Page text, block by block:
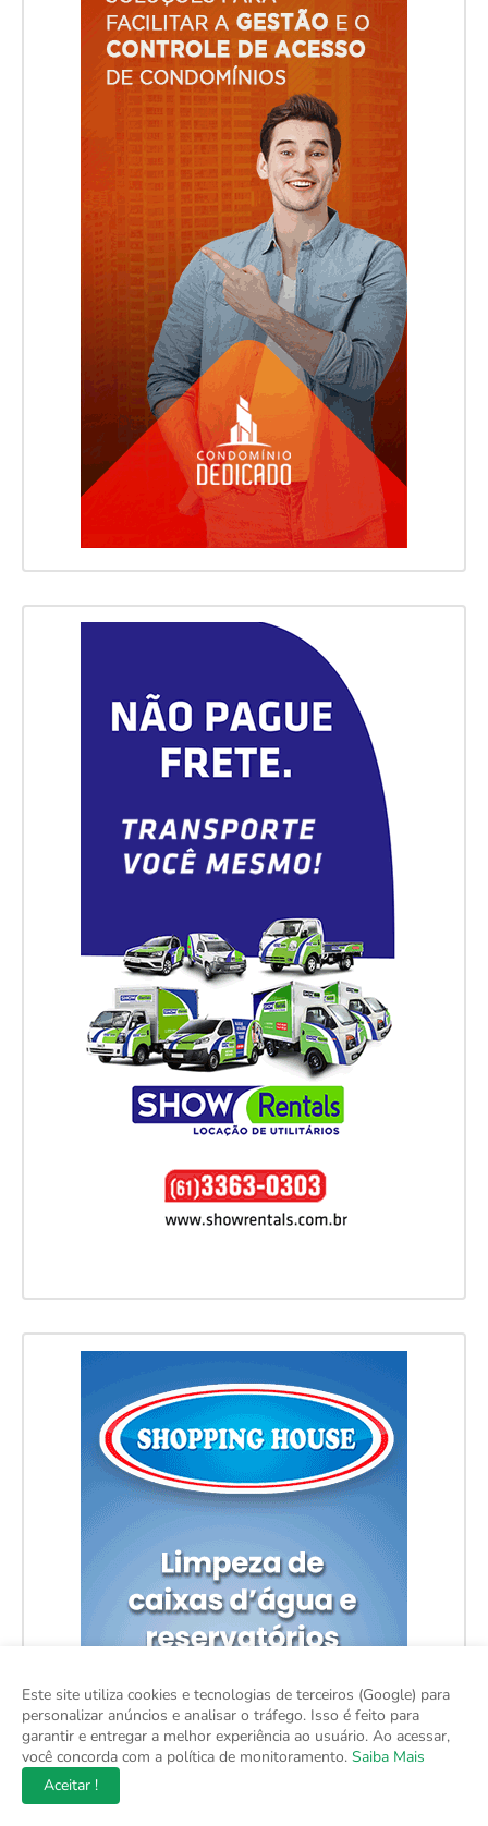
Este site utiliza cookies e tecnologias de terceiros (Google) para
personalizar anúncios e analisar o tráfego. Isso é feito para
garantir e entregar a melhor experiência ao usuário. Ao acessar,
você concorda com a política de monitoramento. Saiba Mais
Aceitar !